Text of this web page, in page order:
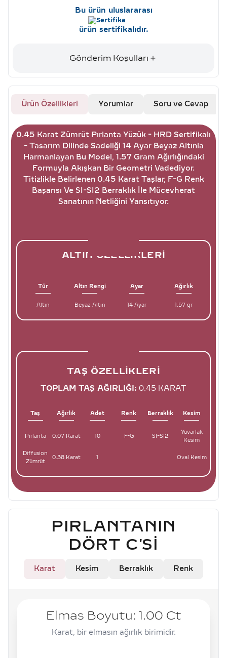
Bu ürün uluslararası
ürün sertifikalıdır.
Gönderim Koşulları
Ürün Özellikleri Yorumlar Soru ve Cevap
0.45 Karat Zümrüt Pırlanta Yüzük - HRD Sertifikalı
- Tasarım Dilinde Sadeliği 14 Ayar Beyaz Altınla
Harmanlayan Bu Model, 1.57 Gram Ağırlığındaki
Formuyla Akışkan Bir Geometri Vadediyor.
Titizlikle Belirlenen 0.45 Karat Taşlar, F-G Renk
Başarısı Ve SI-SI2 Berraklık İle Mücevherat
Sanatının Netliğini Yansıtıyor.
ALTIN ÖZELLIKLERI
Tür Altın Rengi Ayar Ağırlık
Altın Beyaz Altın 14 Ayar 1.57 gr
TAŞ ÖZELLIKLERI
TOPLAM TAŞ AĞIRLIĞI: 0.45 KARAT
Taş Ağırlık Adet Renk Berraklık Kesim
Pırlanta 0.07 Karat 10 F-G SI-SI2
Yuvarlak
Kesim
Diffusion
Zümrüt
0.38 Karat 1 Oval Kesim
PIRLANTANIN
DÖRT C'SI
Karat Kesim Berraklık Renk
Elmas Boyutu: 1.00 Ct
Karat, bir elmasın ağırlık birimidir.